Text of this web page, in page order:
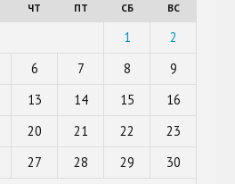
ЧТ ПТ СБ ВС
1
2
6 7 8
9
13 14 15
16
20 21 22
23
27 28 29
30